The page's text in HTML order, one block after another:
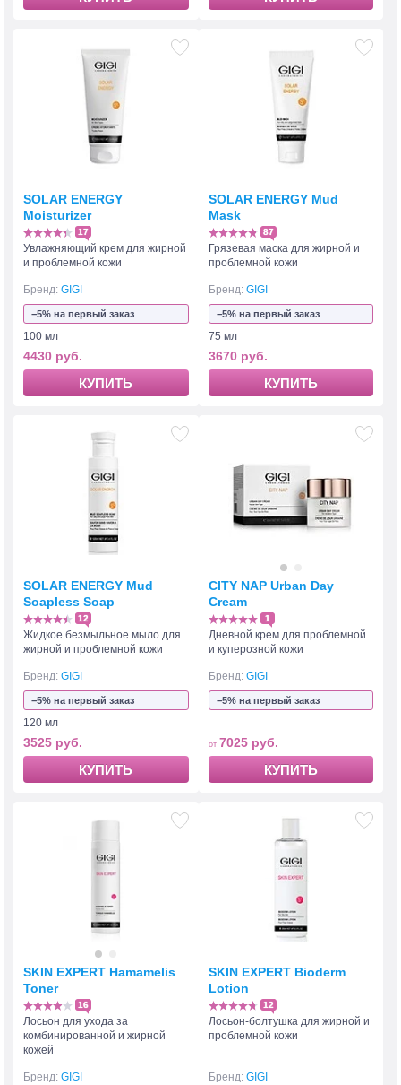
SOLAR ENERGY
Moisturizer
17
Увлажняющий крем для жирной
и проблемной кожи
Бренд: GIGI
−5% на первый заказ
100 мл
4430 руб.
КУПИТЬ
SOLAR ENERGY Mud
Mask
87
Грязевая маска для жирной и
проблемной кожи
Бренд: GIGI
−5% на первый заказ
75 мл
3670 руб.
КУПИТЬ
SOLAR ENERGY Mud
Soapless Soap
12
Жидкое безмыльное мыло для
жирной и проблемной кожи
Бренд: GIGI
−5% на первый заказ
120 мл
3525 руб.
КУПИТЬ
CITY NAP Urban Day
Cream
1
Дневной крем для проблемной
и куперозной кожи
Бренд: GIGI
−5% на первый заказ
7025 руб.
КУПИТЬ
SKIN EXPERT Hamamelis
Toner
16
Лосьон для ухода за
комбинированной и жирной
кожей
Бренд: GIGI
SKIN EXPERT Bioderm
Lotion
12
Лосьон-болтушка для жирной и
проблемной кожи
Бренд: GIGI